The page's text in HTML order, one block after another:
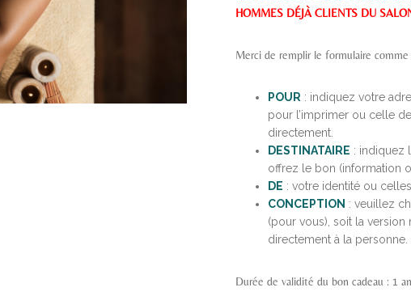
HOMMES DÉJÀ CLIENTS DU
Merci de remplir le formulaire comme
POUR : indiquez votre
pour l’imprimer ou celle
directement.
DESTINATAIRE : indiquez
offrez le bon (information
DE : votre identité ou
CONCEPTION : veuillez
(pour vous), soit la version
directement à la personne.
Durée de validité du bon cadeau : 1 an